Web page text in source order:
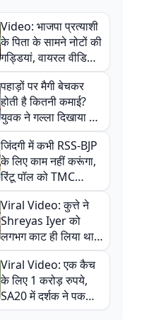
Video: भाजपा प्रत्याशी
के पिता के सामने नोटों की
गड्डियां, वायरल वीडियो
से राजनीति में उबाल,
अजित महतो बोले- TMC
की गंदी चाल
पहाड़ों पर मैगी बेचकर
होती है कितनी कमाई?
युवक ने गल्ला दिखाया तो
नौकरी वालों के खड़े हो गए
कान
जिंदगी में कभी RSS-BJP
के लिए काम नहीं करूंगा,
रिंटू पॉल को TMC
ऑफिस में ले जाकर पीटा,
Video वायरल
Viral Video: कुत्ते ने
Shreyas Iyer को
लगभग काट ही लिया था,
न्यूजीलैंड सीरीज से पहले
बाल-बाल बचे
Viral Video: एक कैच
के लिए 1 करोड़ रुपये,
SA20 में दर्शक ने पकड़ा
एक हाथ से गजब का कैच